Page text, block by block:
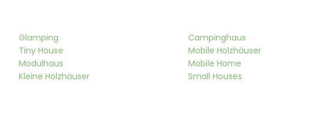
Glamping
Tiny House
Modulhaus
Kleine Holzhäuser
Campinghaus
Mobile Holzhäuser
Mobile Home
Small Houses